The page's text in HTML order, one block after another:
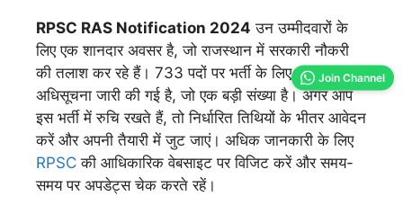
RPSC RAS Notification 2024 उन उम्मीदवारों के
लिए एक शानदार अवसर है, जो राजस्थान में सरकारी नौकरी
की तलाश कर रहे हैं। 733 पदों पर भर्ती के लिए यह
अधिसूचना जारी की गई है, जो एक बड़ी संख्या है। अगर आप
इस भर्ती में रुचि रखते हैं, तो निर्धारित तिथियों के भीतर आवेदन
करें और अपनी तैयारी में जुट जाएं। अधिक जानकारी के लिए
RPSC की आधिकारिक वेबसाइट पर विजिट करें और समय-
समय पर अपडेट्स चेक करते रहें।
Join Channel